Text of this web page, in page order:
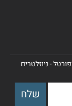
- ניוזלטרים